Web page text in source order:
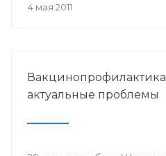
инвалидам и пожилым
4 мая 2011
актуальные проблемы